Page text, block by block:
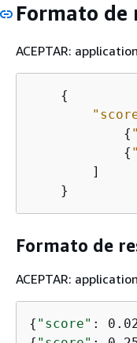
Formato de
ACEPTAR:
{
{
{
    }
Formato de
ACEPTAR:
{ "score"